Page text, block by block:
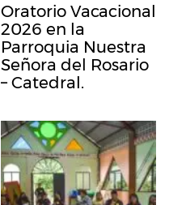
Oratorio Vacacional
2026 en la
Parroquia Nuestra
Señora del Rosario
– Catedral.